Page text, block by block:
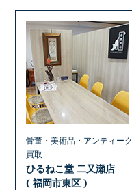
骨董・美術品・アンティーク
買取
ひるねこ堂 二又瀬店
( 福岡市東区 )